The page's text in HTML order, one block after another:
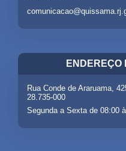
ENDEREÇO
Rua Conde de Araruama,
28.735-000
Segunda a Sexta de 08:00